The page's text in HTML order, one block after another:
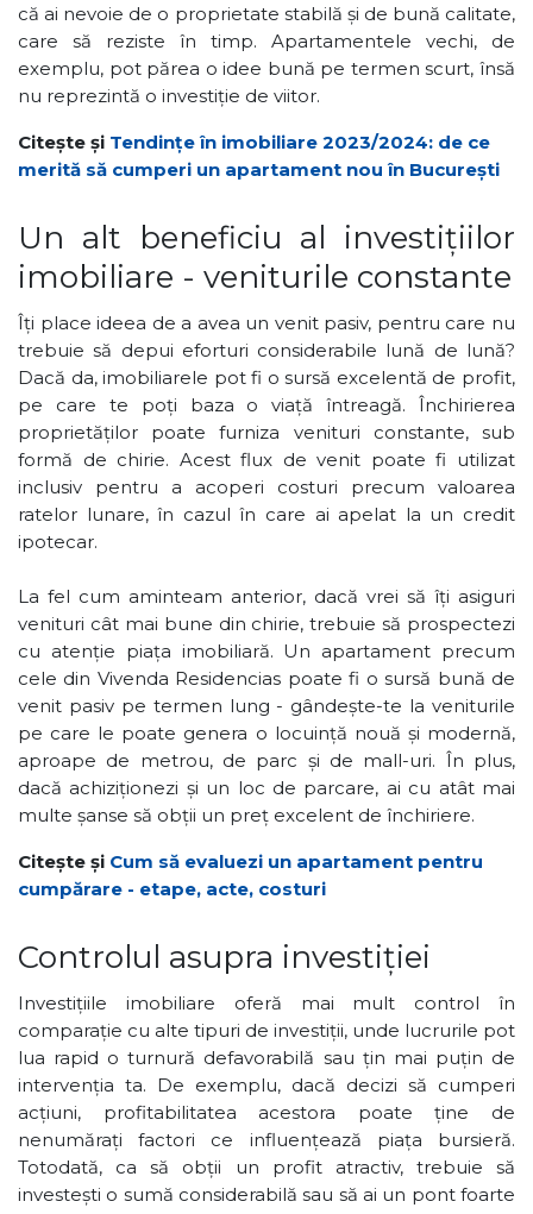
că ai nevoie de o proprietate stabilă și de bună calitate,
care să reziste în timp. Apartamentele vechi, de
exemplu, pot părea o idee bună pe termen scurt, însă
nu reprezintă o investiție de viitor.
Citește și Tendințe în imobiliare 2023/2024: de ce
merită să cumperi un apartament nou în București
Un alt beneficiu al investițiilor
imobiliare - veniturile constante
Îți place ideea de a avea un venit pasiv, pentru care nu
trebuie să depui eforturi considerabile lună de lună?
Dacă da, imobiliarele pot fi o sursă excelentă de profit,
pe care te poți baza o viață întreagă. Închirierea
proprietăților poate furniza venituri constante, sub
formă de chirie. Acest flux de venit poate fi utilizat
inclusiv pentru a acoperi costuri precum valoarea
ratelor lunare, în cazul în care ai apelat la un credit
ipotecar.
La fel cum aminteam anterior, dacă vrei să îți asiguri
venituri cât mai bune din chirie, trebuie să prospectezi
cu atenție piața imobiliară. Un apartament precum
cele din Vivenda Residencias poate fi o sursă bună de
venit pasiv pe termen lung - gândește-te la veniturile
pe care le poate genera o locuință nouă și modernă,
aproape de metrou, de parc și de mall-uri. În plus,
dacă achiziționezi și un loc de parcare, ai cu atât mai
multe șanse să obții un preț excelent de închiriere.
Citește și Cum să evaluezi un apartament pentru
cumpărare - etape, acte, costuri
Controlul asupra investiției
Investițiile imobiliare oferă mai mult control în
comparație cu alte tipuri de investiții, unde lucrurile pot
lua rapid o turnură defavorabilă sau țin mai puțin de
intervenția ta. De exemplu, dacă decizi să cumperi
acțiuni, profitabilitatea acestora poate ține de
nenumărați factori ce influențează piața bursieră.
Totodată, ca să obții un profit atractiv, trebuie să
investești o sumă considerabilă sau să ai un pont foarte